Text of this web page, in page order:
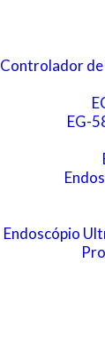
Controlador de
EG-
Endoscópio